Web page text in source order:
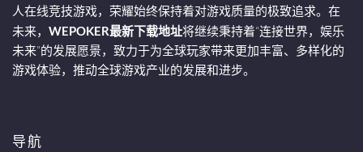
人在线竞技游戏，荣耀始终保持着对游戏质量的极致追求。在
未来， WEPOKER最新下载地址将继续秉持着“连接世界，娱乐
未来”的发展愿景，致力于为全球玩家带来更加丰富、多样化的
游戏体验，推动全球游戏产业的发展和进步。
导航